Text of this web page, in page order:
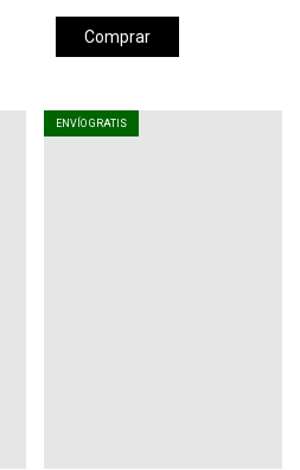
Comprar
ENVÍO GRATIS